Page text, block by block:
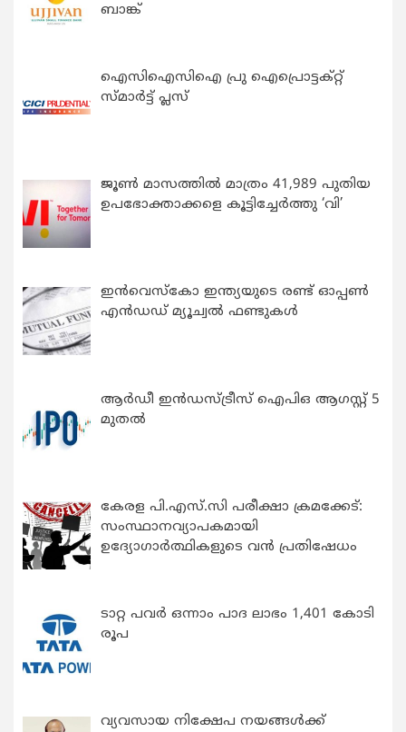
ബാങ്ക്
ഐസിഐസിഐ പ്രു ഐപ്രൊട്ടക്റ്റ്
സ്മാർട്ട് പ്ലസ്
ജൂൺ മാസത്തിൽ മാത്രം 41,989 പുതിയ
ഉപഭോക്താക്കളെ കൂട്ടിച്ചേർത്തു ‘വി’
ഇന്‍വെസ്കോ ഇന്ത്യയുടെ രണ്ട് ഓപ്പണ്‍
എന്‍ഡഡ് മ്യൂച്വല്‍ ഫണ്ടുകള്‍
ആർഡീ ഇൻഡസ്ട്രീസ് ഐപിഒ ആഗസ്റ്റ് 5
മുതൽ
കേരള പി.എസ്.സി പരീക്ഷാ ക്രമക്കേട്:
സംസ്ഥാനവ്യാപകമായി
ഉദ്യോഗാര്‍ത്ഥികളുടെ വന്‍ പ്രതിഷേധം
ടാറ്റ പവർ ഒന്നാം പാദ ലാഭം 1,401 കോടി
രൂപ
വ്യവസായ നിക്ഷേപ നയങ്ങള്‍ക്ക്